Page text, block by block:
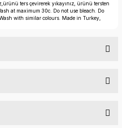
ters çevirerek yıkayınız, ürünü tersten
at maximum 30c. Do not use bleach. Do
with similar colours. Made in Turkey,